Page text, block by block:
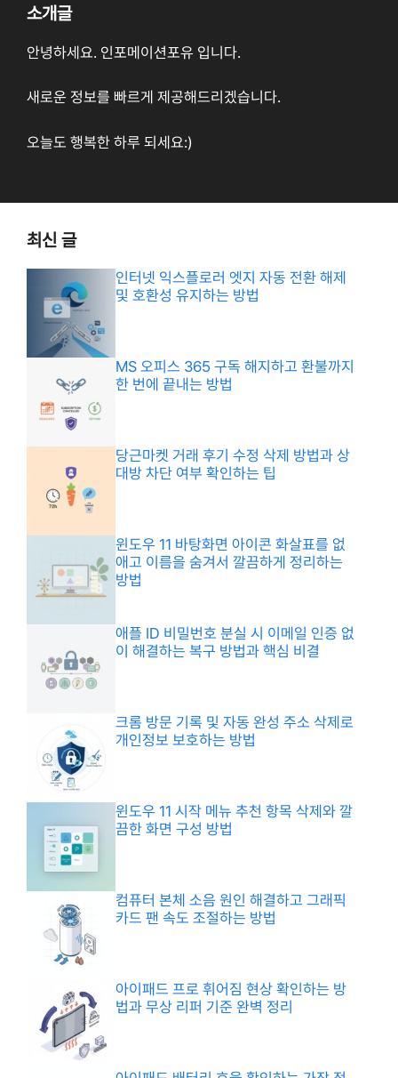
소개글
안녕하세요. 인포메이션포유 입니다.
새로운 정보를 빠르게 제공해드리겠습니다.
오늘도 행복한 하루 되세요:)
최신 글
인터넷 익스플로러 엣지 자동 전환 해제
및 호환성 유지하는 방법
MS 오피스 365 구독 해지하고 환불까지
한 번에 끝내는 방법
당근마켓 거래 후기 수정 삭제 방법과 상
대방 차단 여부 확인하는 팁
윈도우 11 바탕화면 아이콘 화살표를 없
애고 이름을 숨겨서 깔끔하게 정리하는
방법
애플 ID 비밀번호 분실 시 이메일 인증 없
이 해결하는 복구 방법과 핵심 비결
크롬 방문 기록 및 자동 완성 주소 삭제로
개인정보 보호하는 방법
윈도우 11 시작 메뉴 추천 항목 삭제와 깔
끔한 화면 구성 방법
컴퓨터 본체 소음 원인 해결하고 그래픽
카드 팬 속도 조절하는 방법
아이패드 프로 휘어짐 현상 확인하는 방
법과 무상 리퍼 기준 완벽 정리